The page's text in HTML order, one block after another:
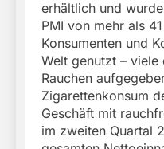
erhältlich und
PMI von mehr als
Konsumenten und
Welt genutzt – viele
Rauchen
Zigarettenkonsum
Geschäft mit
im zweiten Quartal